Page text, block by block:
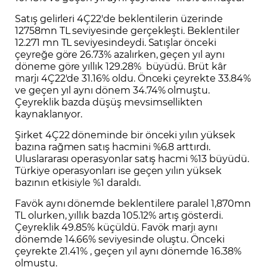
Satış gelirleri 4Ç22'de beklentilerin üzerinde
12758mn TL seviyesinde gerçekleşti. Beklentiler
12.271 mn TL seviyesindeydi. Satışlar önceki
çeyreğe göre 26.73% azalırken, geçen yıl aynı
döneme göre yıllık 129.28% büyüdü. Brüt kâr
marjı 4Ç22'de 31.16% oldu. Önceki çeyrekte 33.84%
ve geçen yıl aynı dönem 34.74% olmuştu.
Çeyreklik bazda düşüş mevsimsellikten
kaynaklanıyor.
Şirket 4Ç22 döneminde bir önceki yılın yüksek
bazına rağmen satış hacmini %6.8 arttırdı.
Uluslararası operasyonlar satış hacmi %13 büyüdü.
Türkiye operasyonları ise geçen yılın yüksek
bazının etkisiyle %1 daraldı.
Favök aynı dönemde beklentilere paralel 1,870mn
TL olurken, yıllık bazda 105.12% artış gösterdi.
Çeyreklik 49.85% küçüldü. Favök marjı aynı
dönemde 14.66% seviyesinde oluştu. Önceki
çeyrekte 21.41% , geçen yıl aynı dönemde 16.38%
olmuştu.